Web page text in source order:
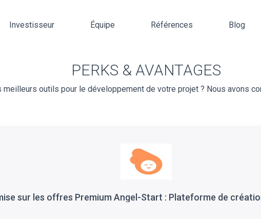
Investisseur Équipe Références Blog
PERKS & AVANTAGES
outils pour le développement de votre projet ? Nous avons
sur les offres Premium Angel-Start : Plateforme de